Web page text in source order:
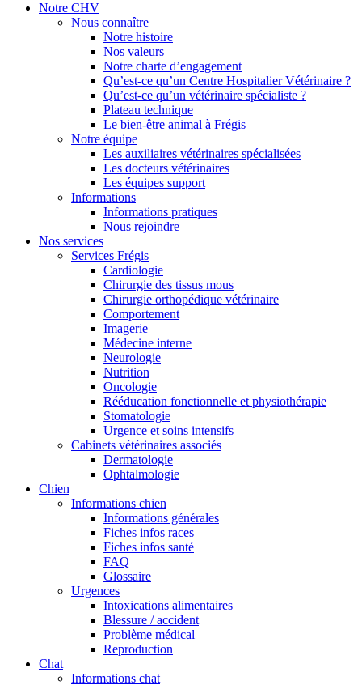
Notre CHV
Nous connaître
Notre histoire
Nos valeurs
Notre charte d’engagement
Qu’est-ce qu’un Centre Hospitalier Vétérinaire ?
Qu’est-ce qu’un vétérinaire spécialiste ?
Plateau technique
Le bien-être animal à Frégis
Notre équipe
Les auxiliaires vétérinaires spécialisées
Les docteurs vétérinaires
Les équipes support
Informations
Informations pratiques
Nous rejoindre
Nos services
Services Frégis
Cardiologie
Chirurgie des tissus mous
Chirurgie orthopédique vétérinaire
Comportement
Imagerie
Médecine interne
Neurologie
Nutrition
Oncologie
Rééducation fonctionnelle et physiothérapie
Stomatologie
Urgence et soins intensifs
Cabinets vétérinaires associés
Dermatologie
Ophtalmologie
Chien
Informations chien
Informations générales
Fiches infos races
Fiches infos santé
FAQ
Glossaire
Urgences
Intoxications alimentaires
Blessure / accident
Problème médical
Reproduction
Chat
Informations chat